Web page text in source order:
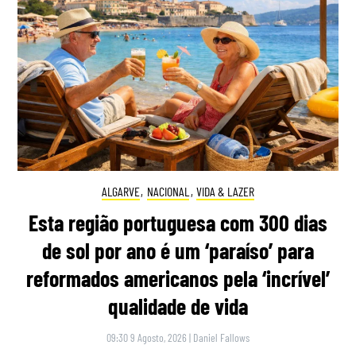
ALGARVE, NACIONAL , VIDA & LAZER
Esta região portuguesa com 300 dias
de sol por ano é um ‘paraíso’ para
reformados americanos pela ‘incrível’
qualidade de vida
09:30 9 Agosto, 2026 | Daniel Fallows